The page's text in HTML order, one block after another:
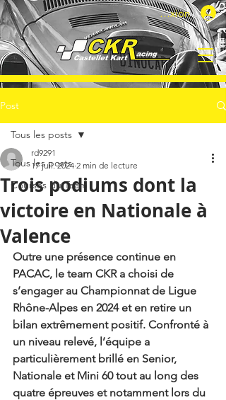
Connexion
Post
Tous les posts
Courses du Team
Tous les posts
Trois podiums dont la
victoire en Nationale à
Valence
rd9291
17 juil. 2024 2 min de lecture
Outre une présence continue en
PACAC, le team CKR a choisi de
s’engager au Championnat de Ligue
Rhône-Alpes en 2024 et en retire un
bilan extrêmement positif. Confronté à
un niveau relevé, l’équipe a
particulièrement brillé en Senior,
Nationale et Mini 60 tout au long des
quatre épreuves et notamment lors du